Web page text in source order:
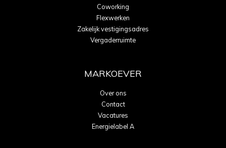
Coworking
Flexwerken
Zakelijk vestigingsadres
Vergaderruimte
MARKOEVER
Over ons
Contact
Vacatures
Energielabel A